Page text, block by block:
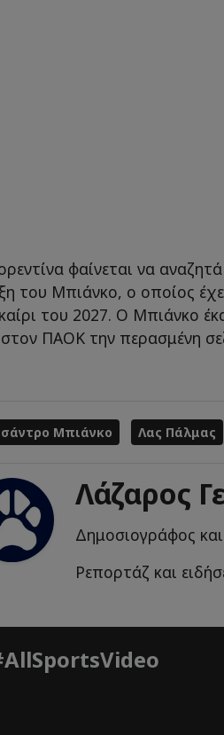
φαίνεται να
του Μπιάνκο, ο οποίος
του 2027. Ο Μπιάνκο
ΠΑΟΚ την περασμένη
Μπιάνκο Λας Πάλμας
Λάζαρος
Δημοσιογράφος
Ρεπορτάζ και